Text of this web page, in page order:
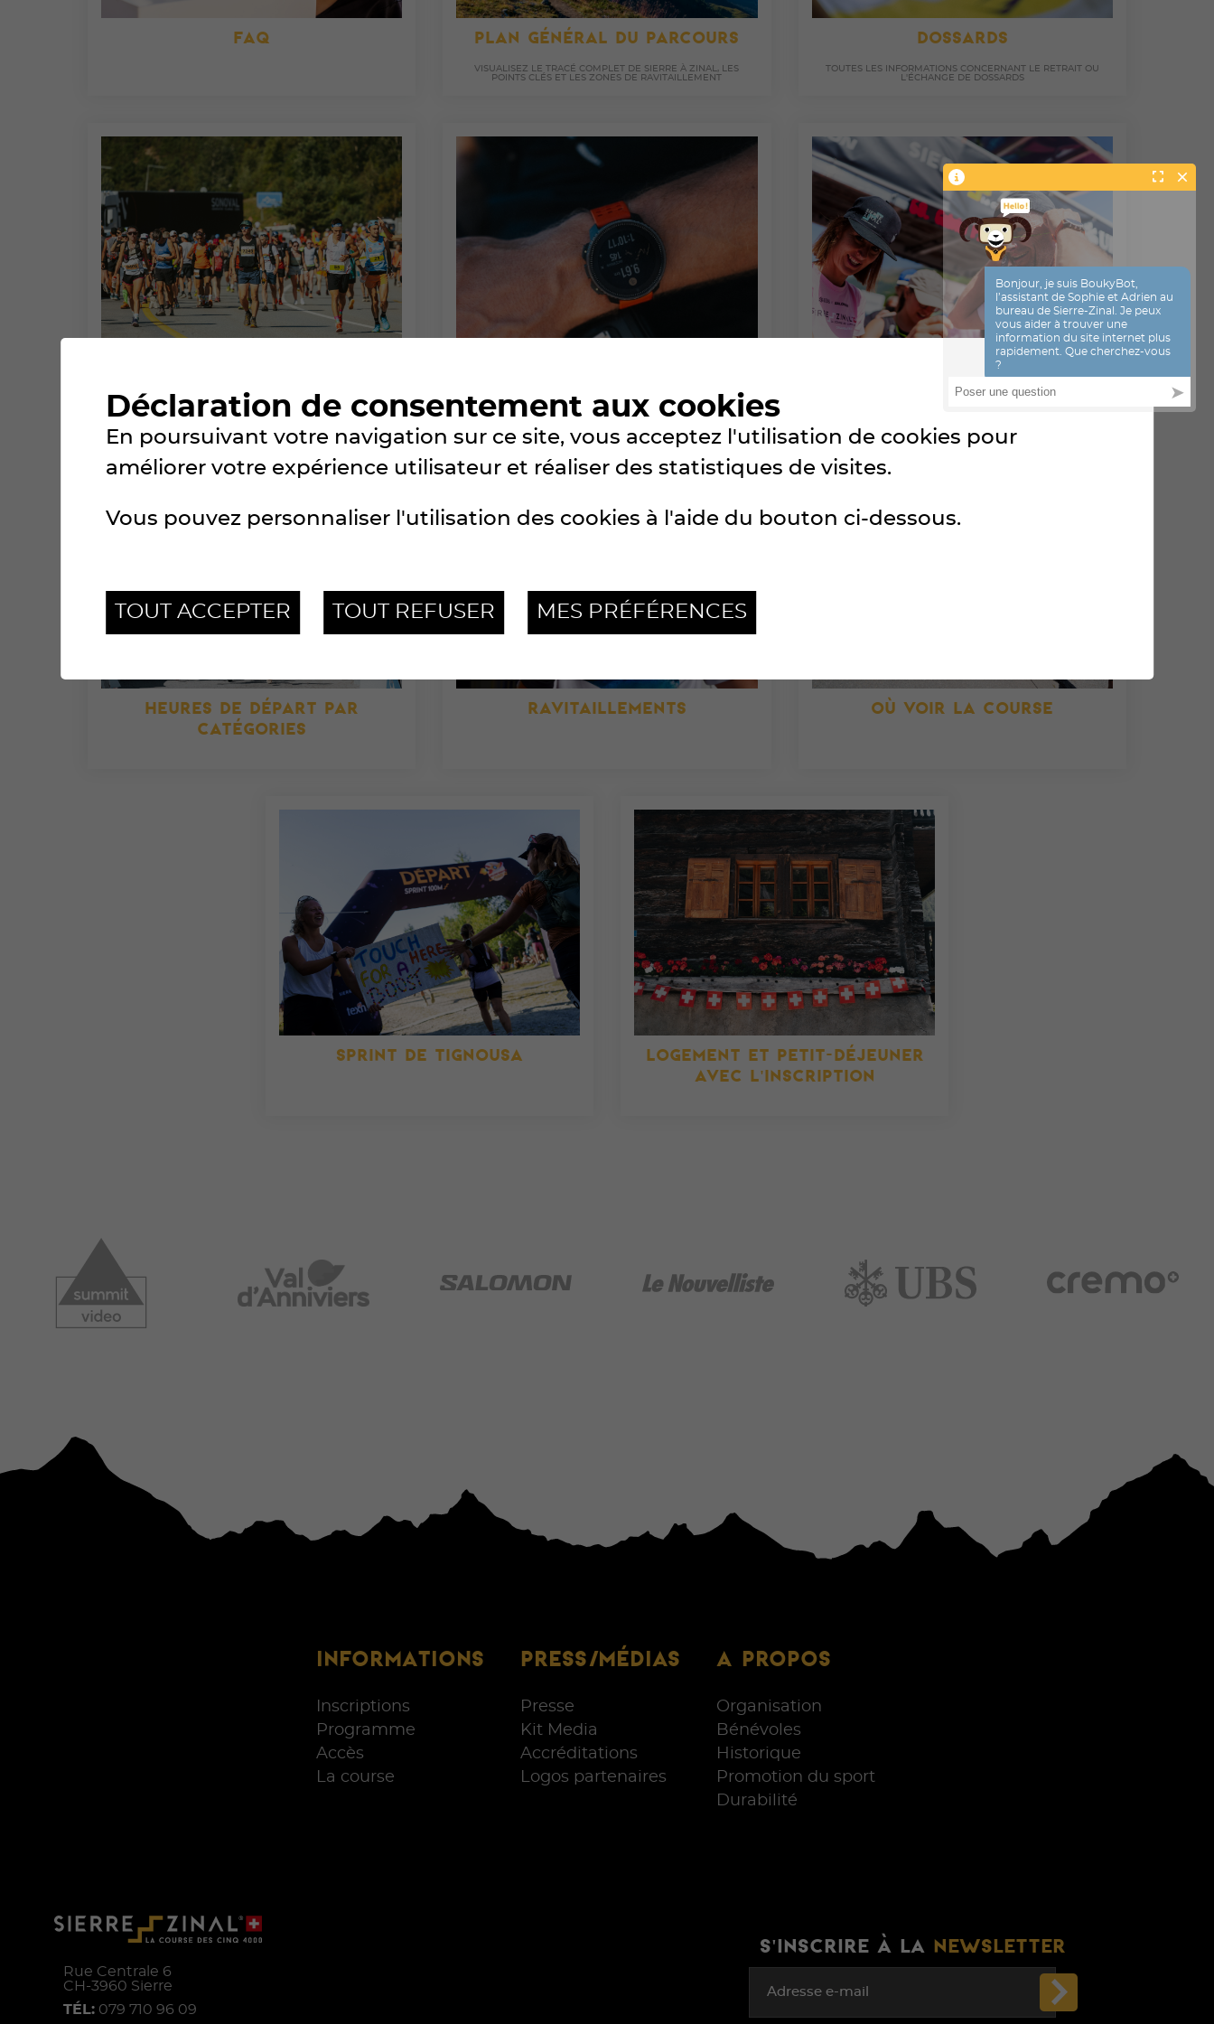
FAQ PLAN GÉNÉRAL DU PARCOURS
VISUALISEZ LE TRACÉ COMPLET DE SIERRE À ZINAL, LES
POINTS CLÉS ET LES ZONES DE RAVITAILLEMENT
DOSSARDS
TOUTES LES INFORMATIONS CONCERNANT LE RETRAIT OU
L'ÉCHANGE DE DOSSARDS
ZONE D'ARRIVÉE ZINAL
HEURES DE DÉPART PAR
CATÉGORIES
RAVITAILLEMENTS OÙ VOIR LA COURSE
SPRINT DE TIGNOUSA
LOGEMENT ET PETIT-DÉJEUNER
AVEC L'INSCRIPTION
INFORMATIONS
Inscriptions
Programme
Accès
La course
PRESS/MÉDIAS
Presse
Kit Media
Accréditations
Logos partenaires
A PROPOS
Organisation
Bénévoles
Historique
Promotion du sport
Durabilité
Rue Centrale 6
CH-3960 Sierre
TÉL: 079 710 96 09
S'INSCRIRE À LA NEWSLETTER
Adresse e-mail
Déclaration de consentement aux cookies
En poursuivant votre navigation sur ce site, vous acceptez l'utilisation de cookies pour
améliorer votre expérience utilisateur et réaliser des statistiques de visites.
Vous pouvez personnaliser l'utilisation des cookies à l'aide du bouton ci-dessous.
TOUT ACCEPTER TOUT REFUSER MES PRÉFÉRENCES